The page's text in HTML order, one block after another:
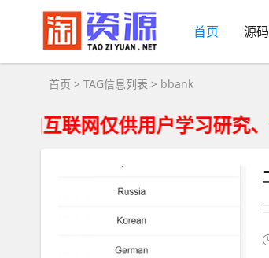
首页 源码
首页 > TAG信息列表 > bbank
网仅供用户学习研究、请